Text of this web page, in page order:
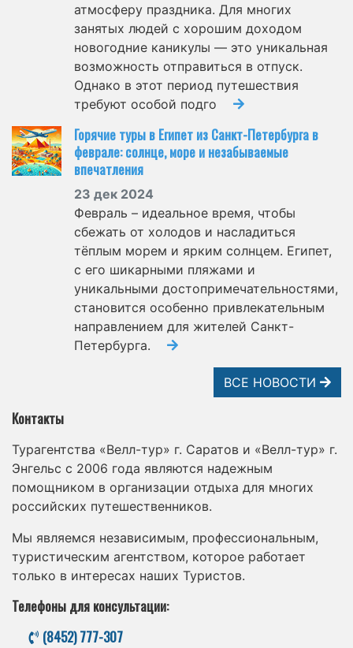
атмосферу праздника. Для многих
занятых людей с хорошим доходом
новогодние каникулы — это уникальная
возможность отправиться в отпуск.
Однако в этот период путешествия
требуют особой подго
Горячие туры в Египет из Санкт-Петербурга в
феврале: солнце, море и незабываемые
впечатления
23 дек 2024
Февраль – идеальное время, чтобы
сбежать от холодов и насладиться
тёплым морем и ярким солнцем. Египет,
с его шикарными пляжами и
уникальными достопримечательностями,
становится особенно привлекательным
направлением для жителей Санкт-
Петербурга.
ВСЕ НОВОСТИ
Контакты
Турагентства «Велл-тур» г. Саратов и «Велл-тур» г.
Энгельс с 2006 года являются надежным
помощником в организации отдыха для многих
российских путешественников.
Мы являемся независимым, профессиональным,
туристическим агентством, которое работает
только в интересах наших Туристов.
Телефоны для консультации:
(8452) 777-307